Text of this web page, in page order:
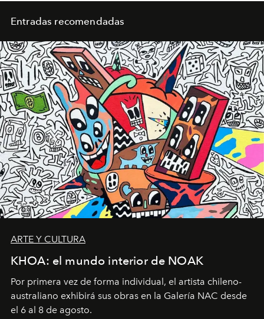
Entradas recomendadas
ARTE Y CULTURA
KHOA: el mundo interior de NOAK
Por primera vez de forma individual, el artista chileno-
australiano exhibirá sus obras en la Galería NAC desde
el 6 al 8 de agosto.